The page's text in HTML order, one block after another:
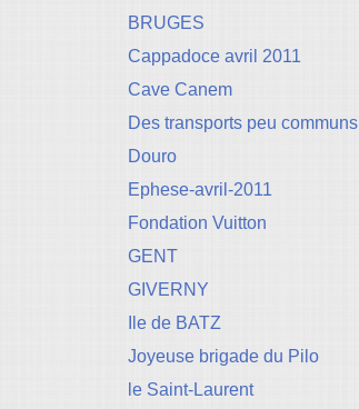
BRUGES
Cappadoce avril 2011
Cave Canem
Des transports peu communs
Douro
Ephese-avril-2011
Fondation Vuitton
GENT
GIVERNY
Ile de BATZ
Joyeuse brigade du Pilo
le Saint-Laurent